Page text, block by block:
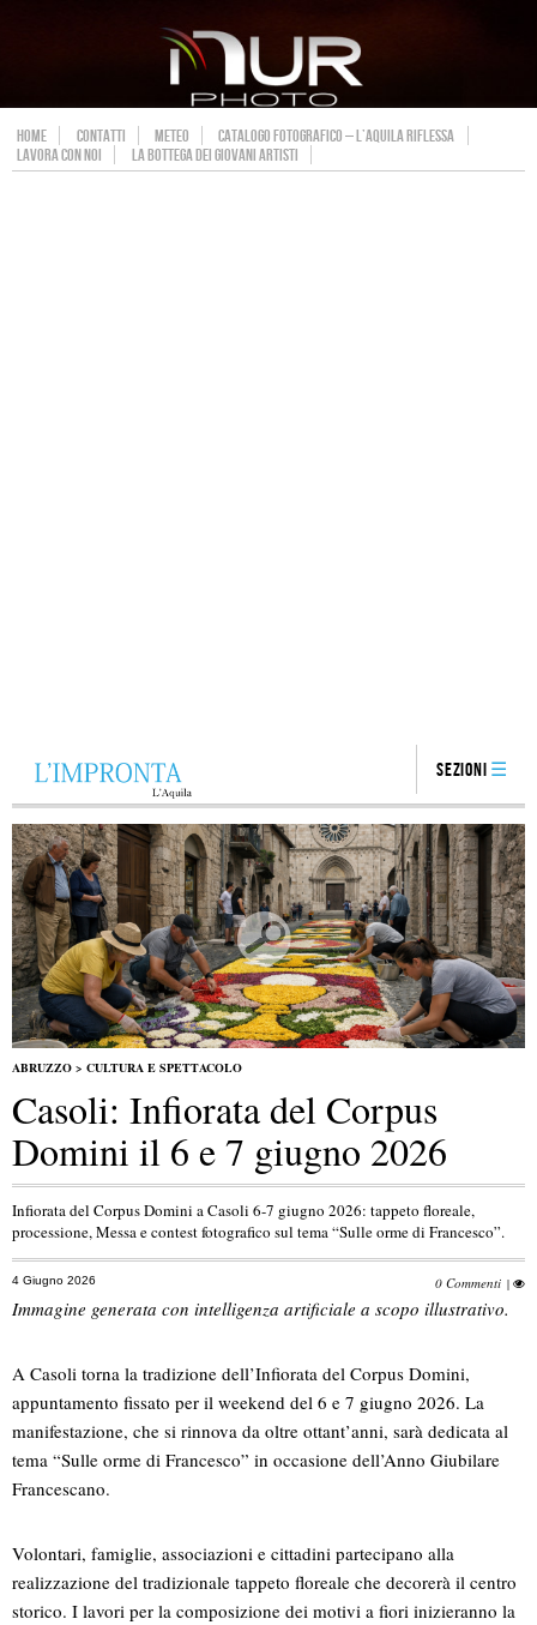
HOME CONTATTI METEO
CATALOGO FOTOGRAFICO – L’AQUILA RIFLESSA
LAVORA CON NOI
LA BOTTEGA DEI GIOVANI ARTISTI
Sezioni
ABRUZZO > CULTURA E SPETTACOLO
Casoli: Infiorata del Corpus
Domini il 6 e 7 giugno 2026
Infiorata del Corpus Domini a Casoli 6-7 giugno 2026: tappeto floreale,
processione, Messa e contest fotografico sul tema “Sulle orme di Francesco”.
4 Giugno 2026 0 Commenti |
Immagine generata con intelligenza artificiale a scopo illustrativo.
A Casoli torna la tradizione dell’Infiorata del Corpus Domini,
appuntamento fissato per il weekend del 6 e 7 giugno 2026. La
manifestazione, che si rinnova da oltre ottant’anni, sarà dedicata al
tema “Sulle orme di Francesco” in occasione dell’Anno Giubilare
Francescano.
Volontari, famiglie, associazioni e cittadini partecipano alla
realizzazione del tradizionale tappeto floreale che decorerà il centro
storico. I lavori per la composizione dei motivi a fiori inizieranno la